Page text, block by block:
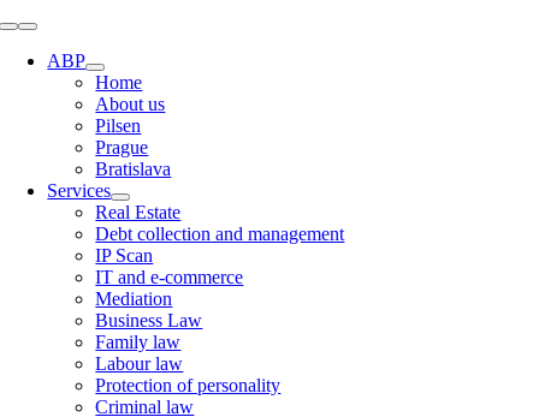
Skip
content
Toggle
Navigation
ABP
Home
About us
Pilsen
Prague
Bratislava
Services
Real Estate
Debt collection and management
IP Scan
IT and e-commerce
Mediation
Business Law
Family law
Labour law
Protection of personality
Criminal law